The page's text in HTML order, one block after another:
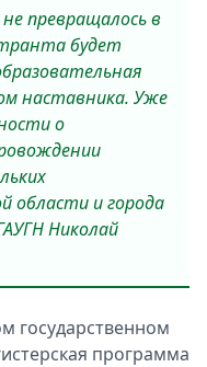
превращалось в
будет
наставника. Уже
о
области и города
Николай
государственном
программа